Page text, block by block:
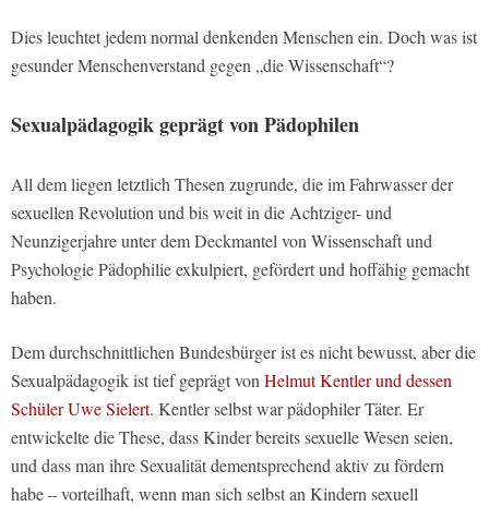
Dies leuchtet jedem normal denkenden Menschen ein. Doch was ist
gesunder Menschenverstand gegen „die Wissenschaft“?
Sexualpädagogik geprägt von Pädophilen
All dem liegen letztlich Thesen zugrunde, die im Fahrwasser der
sexuellen Revolution und bis weit in die Achtziger- und
Neunzigerjahre unter dem Deckmantel von Wissenschaft und
Psychologie Pädophilie exkulpiert, gefördert und hoffähig gemacht
haben.
Dem durchschnittlichen Bundesbürger ist es nicht bewusst, aber die
Sexualpädagogik ist tief geprägt vonHelmut Kentler und dessen
Schüler Uwe Sielert. Kentler selbst war pädophiler Täter. Er
entwickelte die These, dass Kinder bereits sexuelle Wesen seien,
und dass man ihre Sexualität dementsprechend aktiv zu fördern
habe – vorteilhaft, wenn man sich selbst an Kindern sexuell